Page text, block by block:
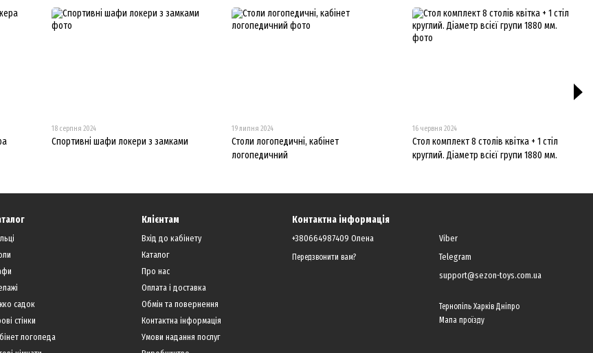
18 серпня 2024
Спортивні шафи локери з замками
19 липня 2024
Столи логопедичні, кабінет
логопедичний
16 червня 2024
Стол комплект 8 столів квітка + 1 стіл
круглий. Діаметр всієї групи 1880 мм.
садок
стінки
логопеда
Клієнтам
Вхід до кабінету
Каталог
Про нас
Оплата і доставка
Обмін та повернення
Контактна інформація
Умови надання послуг
Контактна інформація
+380664987409 Олена
Передзвонити вам?
Viber
Telegram
support@sezon-toys.com.ua
Тернопіль Харків Дніпро
Мапа проїзду